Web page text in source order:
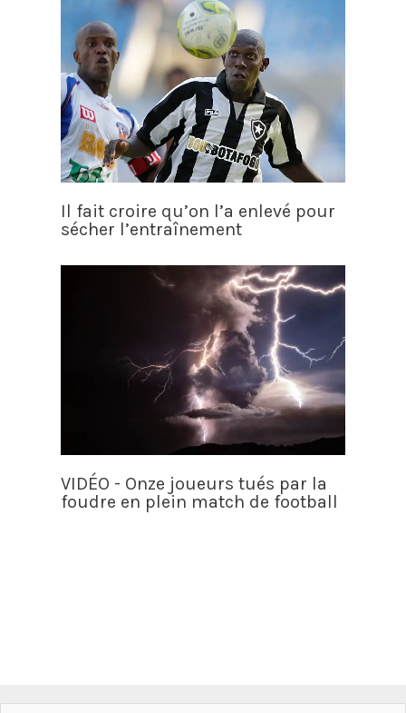
Il fait croire qu’on l’a enlevé pour
sécher l’entraînement
VIDÉO - Onze joueurs tués par la
foudre en plein match de football